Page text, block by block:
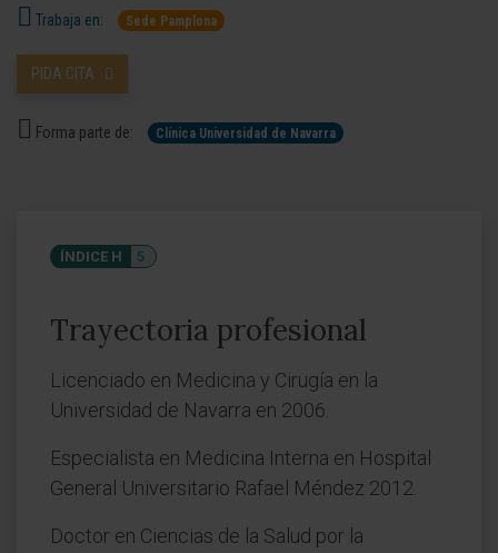
Trabaja en: Sede Pamplona
PIDA CITA
Forma parte de: Clínica Universidad de Navarra
ÍNDICE H 5
Trayectoria profesional
Licenciado en Medicina y Cirugía en la
Universidad de Navarra en 2006.
Especialista en Medicina Interna en Hospital
General Universitario Rafael Méndez 2012.
Doctor en Ciencias de la Salud por la